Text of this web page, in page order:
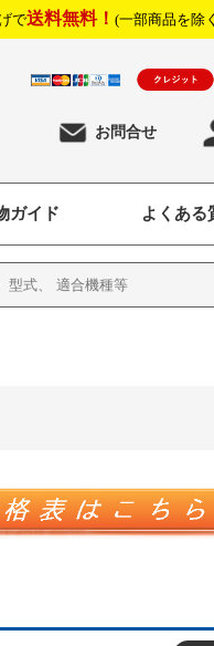
で送料無料！ (一部商品を除
お問合せ
ガイド よくある